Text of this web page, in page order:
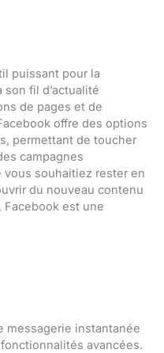
puissant pour la
fil d’actualité
de pages et de
offre des options
permettant de toucher
campagnes
souhaitiez rester en
du nouveau contenu
est une
messagerie instantanée
avancées.